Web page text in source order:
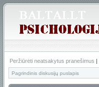
Peržiūrėti neatsakytus pranešimus |
Pagrindinis diskusijų puslapis